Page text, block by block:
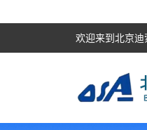
欢迎来到北京迪